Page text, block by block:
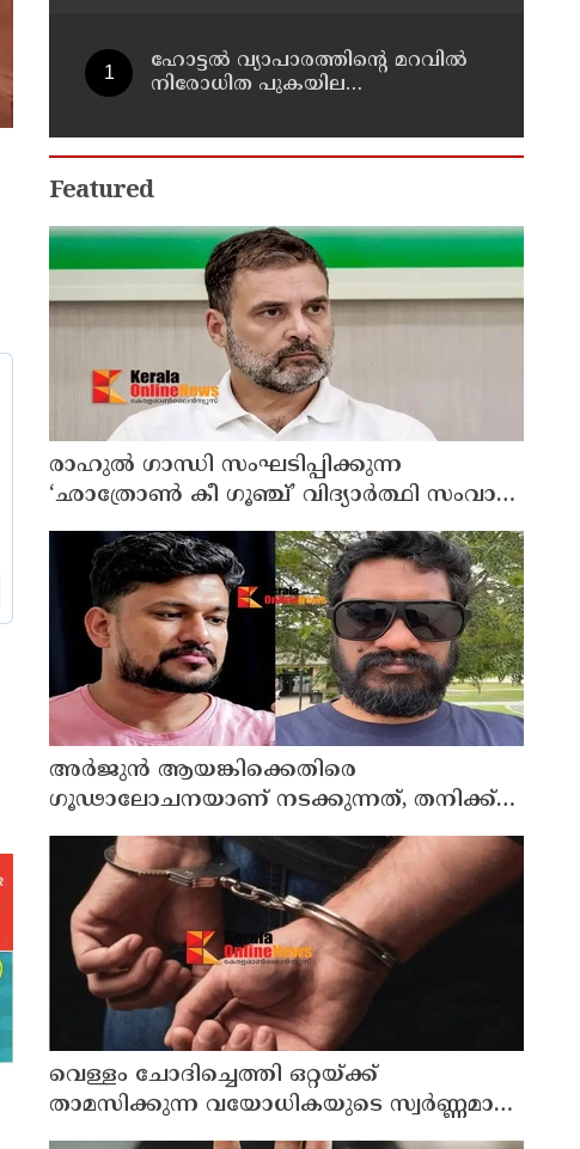
ഐസക്
ഹോട്ടൽ വ്യാപാരത്തിന്റെ മറവിൽ
നിരോധിത പുകയില
മുഖ്യപ്രതി പിടിയിൽ
Featured
രാഹുൽ ഗാന്ധി സംഘടിപ്പിക്കുന്ന
‘ഛാത്രോൺ കീ ഗൂഞ്ച്’ വിദ്യാർത്ഥി സംവാദ
പരിപാടിക്കെതിരെ രൂക്ഷവിമർശനവുമായി
ബിജെപി
അർജുൻ ആയങ്കിക്കെതിരെ
ഗൂഢാലോചനയാണ് നടക്കുന്നത്, തനിക്ക്
അയാളോട് വല്ലാത്ത സ്നേഹം തോന്നുന്നു ;
സംവിധായകൻ സനൽകുമാർ ശശിധരൻ
വെള്ളം ചോദിച്ചെത്തി ഒറ്റയ്ക്ക്
താമസിക്കുന്ന വയോധികയുടെ സ്വർണ്ണമാല
പൊട്ടിച്ചു ; പ്രതി പിടിയിൽ